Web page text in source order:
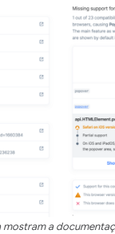
mostram a